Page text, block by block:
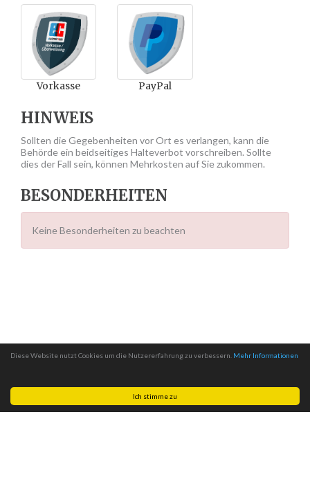
Ich stimme zu
Diese Website nutzt Cookies um die Nutzererfahrung zu verbessern. Mehr Informationen
Vorkasse PayPal
HINWEIS
Sollten die Gegebenheiten vor Ort es verlangen, kann die
Behörde ein beidseitiges Halteverbot vorschreiben. Sollte
dies der Fall sein, können Mehrkosten auf Sie zukommen.
BESONDERHEITEN
Keine Besonderheiten zu beachten